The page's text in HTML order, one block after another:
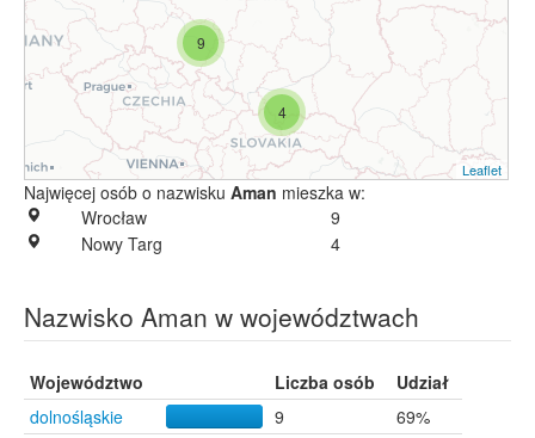
9
4
Leaflet
Najwięcej osób o nazwisku Aman mieszka w:
Wrocław
9
Nowy Targ
4
Nazwisko Aman w województwach
Województwo Liczba osób
Udział
dolnośląskie
9
69%